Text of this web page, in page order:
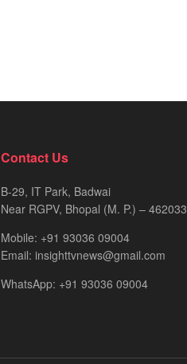
Contact Us
B-29, IT Park, Badwai
Near RGPV, Bhopal (M. P.) – 462033
Mobile: +91 93036 09004
Email: insighttvnews@gmail.com
WhatsApp: +91 93036 09004